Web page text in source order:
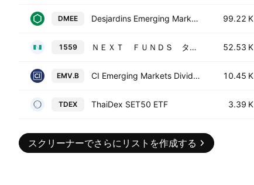
DMEE Desjardins Emerging Markets Equity Index ETF Trust Units -Unhedged- 99.22 K
1559 ＮＥＸＴ ＦＵＮＤＳ タイ株式ＳＥＴ５０指数連動型上場投信 52.53 K
EMV.B CI Emerging Markets Dividend Index ETF 10.45 K
TDEX ThaiDex SET50 ETF 3.39 K
スクリーナーでさらにリストを作成する